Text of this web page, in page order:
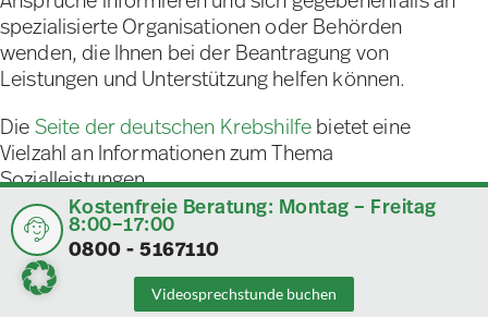
spezialisierte Organisationen oder Behörden
wenden, die Ihnen bei der Beantragung von
Leistungen und Unterstützung helfen können.
DieSeite der deutschen Krebshilfebietet eine
Vielzahl an Informationen zum Thema
Sozialleistungen.
Unsere Fachkompetenz
Kostenfreie Beratung: Montag – Freitag
8:00–17:00
0800 - 5167110
Videosprechstunde buchen